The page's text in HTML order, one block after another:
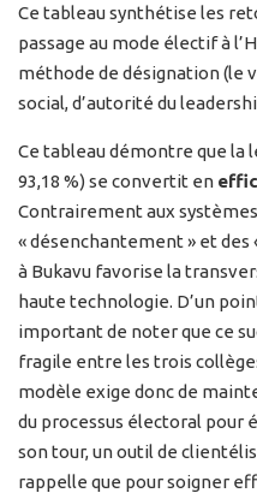
Ce tableau synthétise les
passage au mode électif à
méthode de désignation (le
social, d’autorité du
Ce tableau démontre que la
93,18 %) se convertit en
Contrairement aux
« désenchantement » et des
à Bukavu favorise la
haute technologie. D’un
important de noter que ce
fragile entre les trois
modèle exige donc de
du processus électoral pour
son tour, un outil de
rappelle que pour soigner